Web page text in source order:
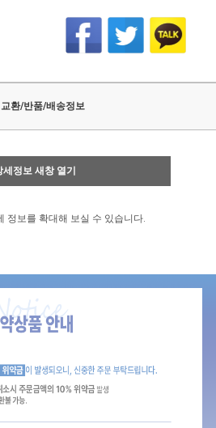
환/반품/배송정보
세정보 새창 열기
정보를 확대해 보실 수 있습니다.